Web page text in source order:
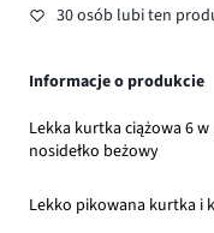
30 osób lubi ten
Informacje o produkcie
Lekka kurtka ciążowa 6
nosidełko beżowy
Lekko pikowana kurtka i